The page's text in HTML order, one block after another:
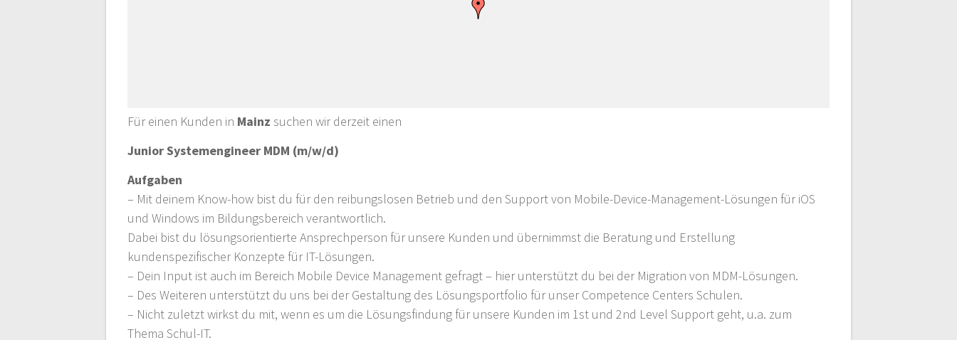
Für einen Kunden in Mainz suchen wir derzeit einen
Junior Systemengineer MDM (m/w/d)
Aufgaben
– Mit deinem Know-how bist du für den reibungslosen Betrieb und den Support von Mobile-Device-Management-Lösungen für iOS
und Windows im Bildungsbereich verantwortlich.
Dabei bist du lösungsorientierte Ansprechperson für unsere Kunden und übernimmst die Beratung und Erstellung
kundenspezifischer Konzepte für IT-Lösungen.
– Dein Input ist auch im Bereich Mobile Device Management gefragt – hier unterstützt du bei der Migration von MDM-Lösungen.
– Des Weiteren unterstützt du uns bei der Gestaltung des Lösungsportfolio für unser Competence Centers Schulen.
– Nicht zuletzt wirkst du mit, wenn es um die Lösungsfindung für unsere Kunden im 1st und 2nd Level Support geht, u.a. zum
Thema Schul-IT.